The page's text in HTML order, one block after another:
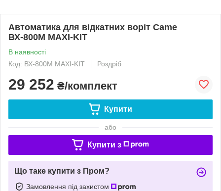
Автоматика для відкатних воріт Came
ВХ-800М MAXI-KIT
В наявності
Код: ВХ-800М MAXI-KIT
Роздріб
29 252 ₴/комплект
Купити
або
Купити з
Що таке купити з Пром?
Замовлення під захистом